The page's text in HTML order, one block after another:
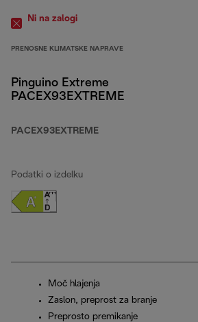
Ni na zalogi
PRENOSNE KLIMATSKE NAPRAVE
Pinguino Extreme
PACEX93EXTREME
PACEX93EXTREME
Podatki o izdelku
Moč hlajenja
Zaslon, preprost za branje
Preprosto premikanje